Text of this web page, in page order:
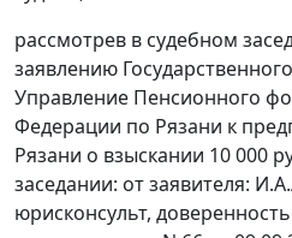
рассмотрев в судебном
заявлению
Управление Пенсионного
Федерации по Рязани к
Рязани о взыскании 10 000
заседании: от заявителя:
юрисконсульт,